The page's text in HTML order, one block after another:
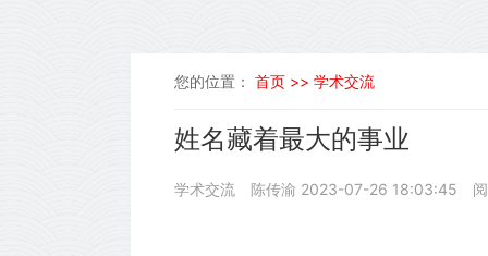
您的位置： 首页 >> 学术交流
姓名藏着最大的事业
学术交流 陈传渝 2023-07-26 18:03:45